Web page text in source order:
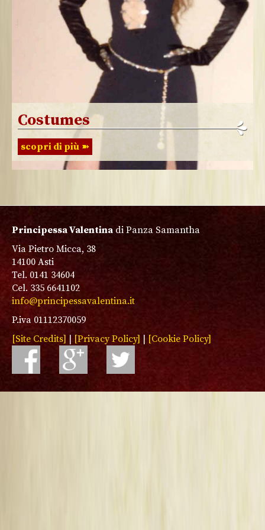
Costumes
scopri di più
Principessa Valentina di Panza Samantha
Via Pietro Micca, 38
14100 Asti
Tel. 0141 34604
Cel. 335 6641102
info@principessavalentina.it
P.iva 01112370059
[Site Credits] | [Privacy Policy] | [Cookie Policy]